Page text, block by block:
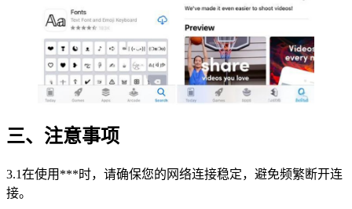
三、注意事项
3.1在使用***时，请确保您的网络连接稳定，避免频繁断开连
接。